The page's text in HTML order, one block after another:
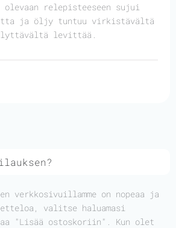
relepisteeseen sujui
ja öljy tuntuu virkistävältä
levittää.
verkkosivuillamme on nopeaa ja
valitse haluamasi
"Lisää ostoskoriin". Kun olet